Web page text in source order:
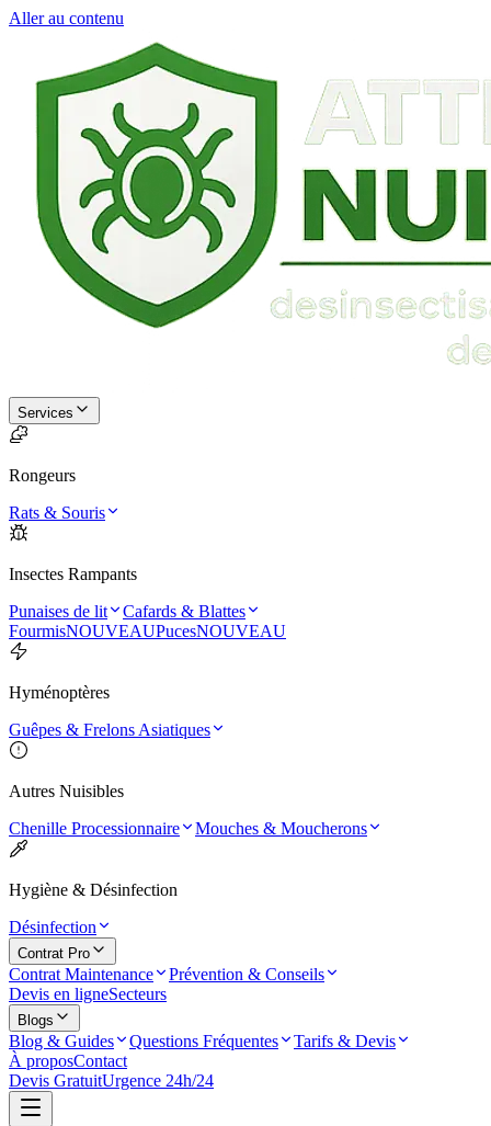
Aller au contenu
Services
Rongeurs
Rats & Souris
Insectes Rampants
Punaises de lit
Cafards & Blattes
FourmisNOUVEAUPucesNOUVEAU
Hyménoptères
Guêpes & Frelons Asiatiques
Autres Nuisibles
Chenille Processionnaire
Mouches & Moucherons
Hygiène & Désinfection
Désinfection
Contrat Pro
Contrat Maintenance
Prévention & Conseils
Devis en ligneSecteurs
Blogs
Blog & Guides Questions Fréquentes
Tarifs & Devis
À proposContact
Devis GratuitUrgence 24h/24